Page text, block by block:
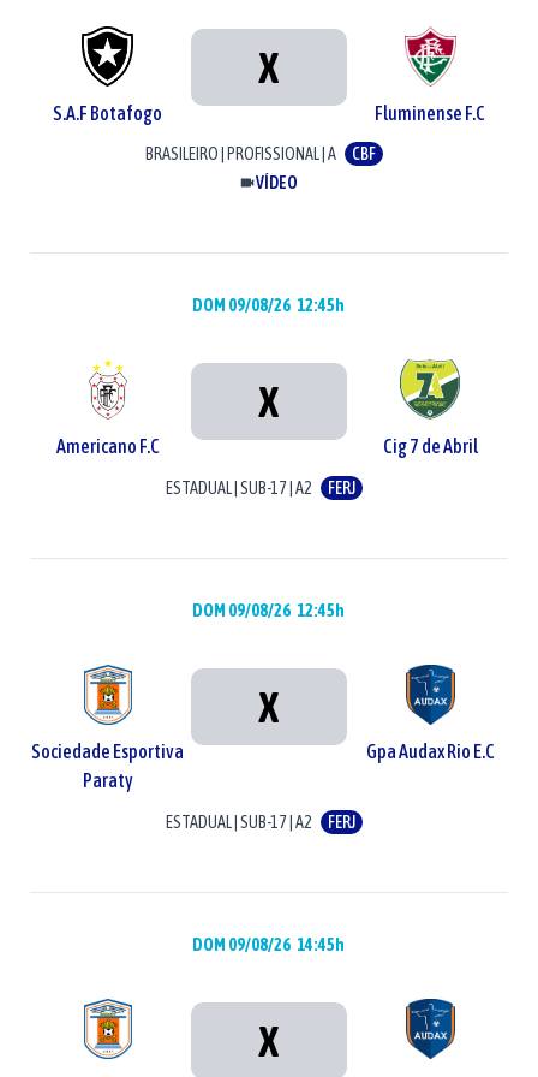
S.A.F Botafogo
X
Fluminense F.C
BRASILEIRO PROFISSIONAL A
CBF
VÍDEO
DOM 09/08/26 12:45h
Americano F.C
X
Cig 7 de Abril
ESTADUAL|SUB-17|A2 FERJ
DOM 09/08/26 12:45h
Sociedade Esportiva
Paraty
X
Gpa Audax Rio E.C
ESTADUAL|SUB-17|A2 FERJ
DOM 09/08/26 14:45h
X